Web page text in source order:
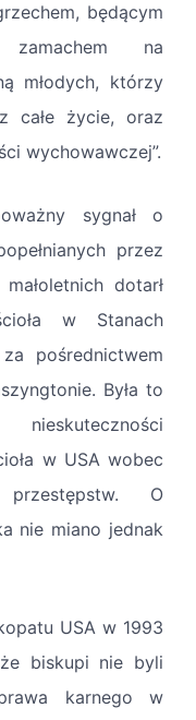
będącym
zamachem na
młodych, którzy
całe życie, oraz
wychowawczej”.
sygnał o
przez
dotarł
w Stanach
pośrednictwem
Była to
w USA wobec
przestępstw. O
nie miano jednak
USA w 1993
biskupi nie byli
karnego w